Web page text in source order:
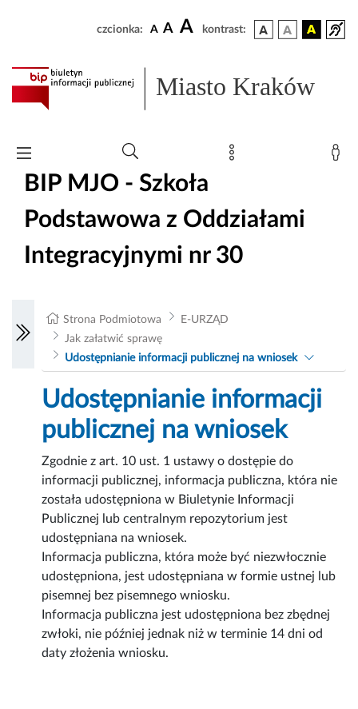
czcionka: A A A kontrast:
Miasto Kraków
BIP MJO - Szkoła
Podstawowa z Oddziałami
Integracyjnymi nr 30
Strona Podmiotowa
E-URZĄD
Jak załatwić sprawę
Udostępnianie informacji publicznej na wniosek
Udostępnianie informacji
publicznej na wniosek
Zgodnie z art. 10 ust. 1 ustawy o dostępie do
informacji publicznej, informacja publiczna, która nie
została udostępniona w Biuletynie Informacji
Publicznej lub centralnym repozytorium jest
udostępniana na wniosek.
Informacja publiczna, która może być niezwłocznie
udostępniona, jest udostępniana w formie ustnej lub
pisemnej bez pisemnego wniosku.
Informacja publiczna jest udostępniona bez zbędnej
zwłoki, nie później jednak niż w terminie 14 dni od
daty złożenia wniosku.